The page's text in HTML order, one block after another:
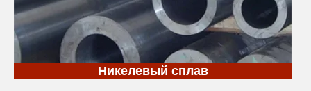
Никелевый сплав